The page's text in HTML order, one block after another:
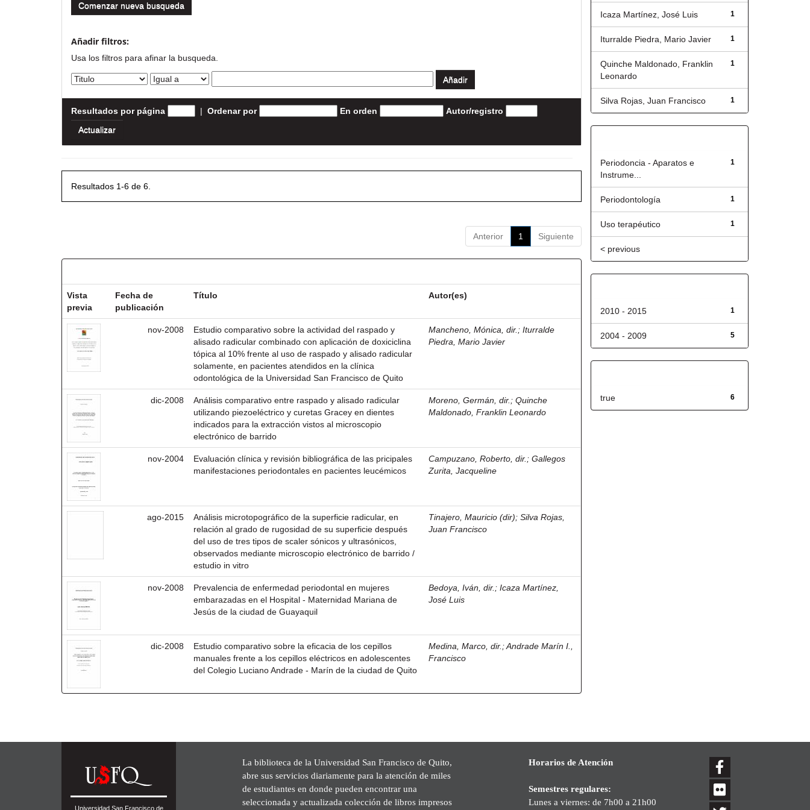
Comenzar nueva busqueda
Añadir filtros:
Usa los filtros para afinar la busqueda.
Resultados por página | Ordenar por En orden Autor/registro
Resultados 1-6 de 6.
Anterior 1 Siguiente
Vista
previa
Fecha de
publicación
Título Autor(es)
nov-2008
Estudio comparativo sobre la actividad del raspado y
alisado radicular combinado con aplicación de doxiciclina
tópica al 10% frente al uso de raspado y alisado radicular
solamente, en pacientes atendidos en la clínica
odontológica de la Universidad San Francisco de Quito
Mancheno, Mónica, dir. ;Iturralde
Piedra, Mario Javier
dic-2008
Análisis comparativo entre raspado y alisado radicular
utilizando piezoeléctrico y curetas Gracey en dientes
indicados para la extracción vistos al microscopio
electrónico de barrido
Moreno, Germán, dir. ;Quinche
Maldonado, Franklin Leonardo
nov-2004
Evaluación clínica y revisión bibliográfica de las pricipales
manifestaciones periodontales en pacientes leucémicos
Campuzano, Roberto, dir. ;Gallegos
Zurita, Jacqueline
ago-2015
Análisis microtopográfico de la superficie radicular, en
relación al grado de rugosidad de su superficie después
del uso de tres tipos de scaler sónicos y ultrasónicos,
observados mediante microscopio electrónico de barrido /
estudio in vitro
Tinajero, Mauricio (dir);Silva Rojas,
Juan Francisco
nov-2008
Prevalencia de enfermedad periodontal en mujeres
embarazadas en el Hospital - Maternidad Mariana de
Jesús de la ciudad de Guayaquil
Bedoya, Iván, dir. ;Icaza Martínez,
José Luis
dic-2008
Estudio comparativo sobre la eficacia de los cepillos
manuales frente a los cepillos eléctricos en adolescentes
del Colegio Luciano Andrade - Marín de la ciudad de Quito
Medina, Marco, dir. ;Andrade Marín I.,
Francisco
1
Icaza Martínez, José Luis
1
Iturralde Piedra, Mario Javier
1
Quinche Maldonado, Franklin
Leonardo
1
Silva Rojas, Juan Francisco
1
Periodoncia - Aparatos e
Instrume...
1
Periodontología
1
Uso terapéutico
< previous
1
2010 - 2015
5
2004 - 2009
6
true
Universidad San Francisco de
La biblioteca de la Universidad San Francisco de Quito,
abre sus servicios diariamente para la atención de miles
de estudiantes en donde pueden encontrar una
seleccionada y actualizada colección de libros impresos
Horarios de Atención
Semestres regulares:
Lunes a viernes: de 7h00 a 21h00